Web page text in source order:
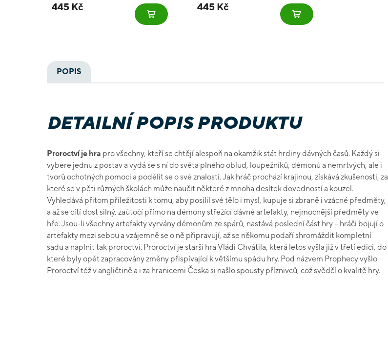
445 Kč 445 Kč
POPIS
DETAILNÍ POPIS PRODUKTU
Proroctví je hra pro všechny, kteří se chtějí alespoň na okamžik stát hrdiny dávných časů. Každý si
vybere jednu z postav a vydá se s ní do světa plného oblud, loupežníků, démonů a nemrtvých, ale i
tvorů ochotných pomoci a podělit se o své znalosti. Jak hráč prochází krajinou, získává zkušenosti, za
které se v pěti různých školách může naučit některé z mnoha desítek dovedností a kouzel.
Vyhledává přitom příležitosti k tomu, aby posílil své tělo i mysl, kupuje si zbraně i vzácné předměty,
a až se cítí dost silný, zaútočí přímo na démony střežící dávné artefakty, nejmocnější předměty ve
hře. Jsou-li všechny artefakty vyrvány démonům ze spárů, nastává poslední část hry – hráči bojují o
artefakty mezi sebou a vzájemně se o ně připravují, až se někomu podaří shromáždit kompletní
sadu a naplnit tak proroctví. Proroctví je starší hra Vládi Chvátila, která letos vyšla již v třetí edici, do
které byly opět zapracovány změny přispívající k většímu spádu hry. Pod názvem Prophecy vyšlo
Proroctví též v angličtině a i za hranicemi Česka si našlo spousty příznivců, což svědčí o kvalitě hry.